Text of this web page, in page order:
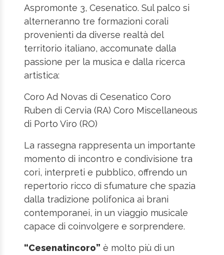
Aspromonte 3, Cesenatico. Sul palco si
alterneranno tre formazioni corali
provenienti da diverse realtà del
territorio italiano, accomunate dalla
passione per la musica e dalla ricerca
artistica:
Coro Ad Novas di Cesenatico Coro
Ruben di Cervia (RA) Coro Miscellaneous
di Porto Viro (RO)
La rassegna rappresenta un importante
momento di incontro e condivisione tra
cori, interpreti e pubblico, offrendo un
repertorio ricco di sfumature che spazia
dalla tradizione polifonica ai brani
contemporanei, in un viaggio musicale
capace di coinvolgere e sorprendere.
“Cesenatincoro” è molto più di un